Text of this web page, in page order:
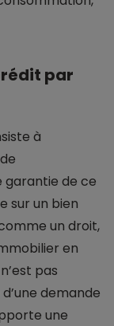
par
à
garantie de ce
sur un bien
un droit,
en
pas
demande
une